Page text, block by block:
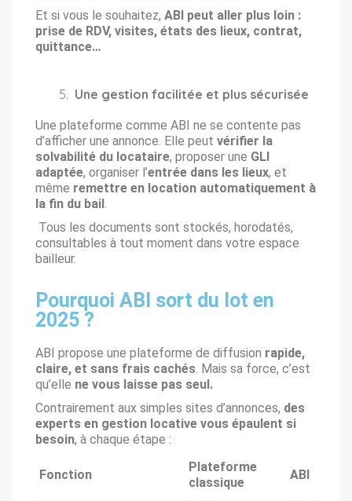
Et si vous le souhaitez, ABI peut aller plus loin :
prise de RDV, visites, états des lieux, contrat,
quittance…
Une gestion facilitée et plus sécurisée
Une plateforme comme ABI ne se contente pas
d’afficher une annonce. Elle peut vérifier la
solvabilité du locataire, proposer une GLI
adaptée, organiser l’entrée dans les lieux, et
même remettre en location automatiquement à
la fin du bail
Tous les documents sont stockés, horodatés,
consultables à tout moment dans votre espace
bailleur.
Pourquoi ABI sort du lot en
2025 ?
ABI propose une plateforme de diffusion rapide,
claire, et sans frais cachés . Mais sa force, c’est
qu’elle ne vous laisse pas seul.
Contrairement aux simples sites d’annonces, des
experts en gestion locative vous épaulent si
besoin, à chaque étape :
Fonction
Plateforme
classique
ABI